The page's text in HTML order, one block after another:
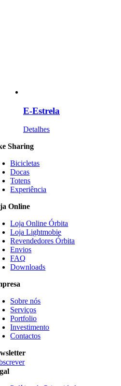
E-Estrela
Detalhes
Sharing
Bicicletas
Docas
Totens
Experiência
Online
Loja Online Órbita
Loja Lightmobie
Revendedores Órbita
Envios
FAQ
Downloads
Sobre nós
Serviços
Portfolio
Investimento
Contactos